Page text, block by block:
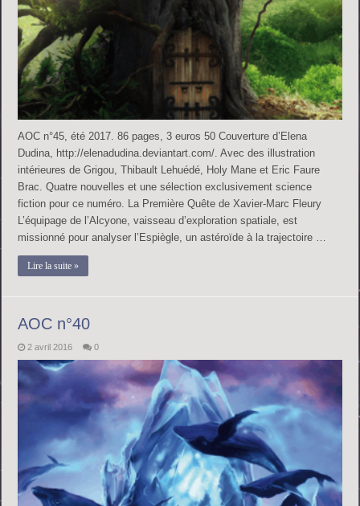
AOC n°45, été 2017. 86 pages, 3 euros 50 Couverture d’Elena
Dudina, http://elenadudina.deviantart.com/. Avec des illustration
intérieures de Grigou, Thibault Lehuédé, Holy Mane et Eric Faure
Brac. Quatre nouvelles et une sélection exclusivement science
fiction pour ce numéro. La Première Quête de Xavier-Marc Fleury
L’équipage de l’Alcyone, vaisseau d’exploration spatiale, est
missionné pour analyser l’Espiègle, un astéroïde à la trajectoire …
Lire la suite »
AOC n°40
2 avril 2016 0